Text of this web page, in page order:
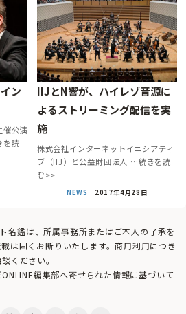
ン
催公演
を読
IIJとN響が、ハイレゾ音源に
よるストリーミング配信を実
施
株式会社インターネットイニシアティ
ブ（IIJ）と公益財団法人 …続きを読
む>>
NEWS 2017年4月28日
名鑑は、所属事務所またはご本人の了承を
は固くお断りいたします。商用利用につき
ください。
編集部へ寄せられた情報に基づいて